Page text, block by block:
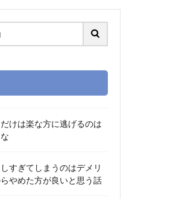
けは楽な方に逃げるのは
すぎてしまうのはデメリ
やめた方が良いと思う話